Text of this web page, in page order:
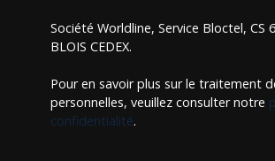
Société Worldline, Service Bloctel, CS
BLOIS CEDEX.
Pour en savoir plus sur le traitement
personnelles, veuillez consulter notre
confidentialité.